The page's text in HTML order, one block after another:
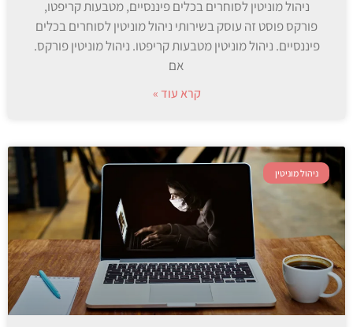
ניהול מוניטין לסוחרים בכלים פיננסיים, מטבעות קריפטו,
פורקס פוסט זה עוסק בשירותי ניהול מוניטין לסוחרים בכלים
פיננסיים. ניהול מוניטין מטבעות קריפטו. ניהול מוניטין פורקס.
אם
קרא עוד »
ניהול מוניטין